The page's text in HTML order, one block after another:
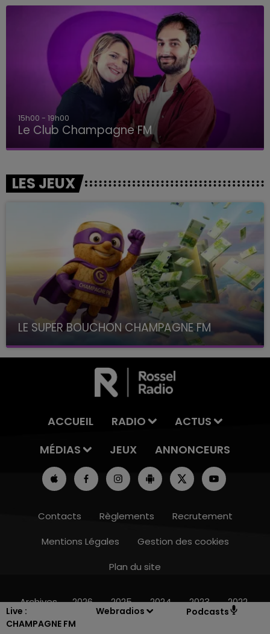
Live :
CHAMPAGNE FM
Webradios Podcasts
15h00 - 19h00
Le Club Champagne FM
LES JEUX
LE SUPER BOUCHON CHAMPAGNE FM
avec La Famille Champagne FM, à 8H10
ACCUEIL RADIO
ACTUS
MÉDIAS
JEUX ANNONCEURS
Contacts Règlements
Recrutement
Mentions Légales
Gestion des cookies
Plan du site
Archives 2026 2025 2024 2023 2022